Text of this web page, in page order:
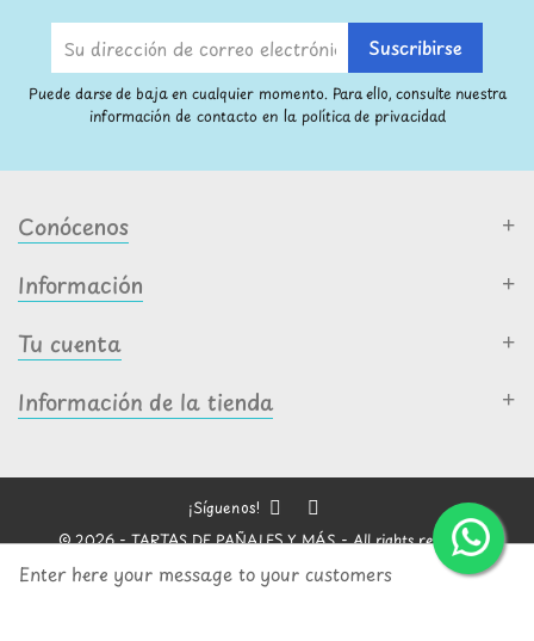
Enter here your message to your customers
Puede darse de baja en cualquier momento. Para ello, consulte nuestra
información de contacto en la política de privacidad
Conócenos
Información
Tu cuenta
Información de la tienda
© 2026 - TARTAS DE PAÑALES Y MÁS - All rights reserved
¡Síguenos!